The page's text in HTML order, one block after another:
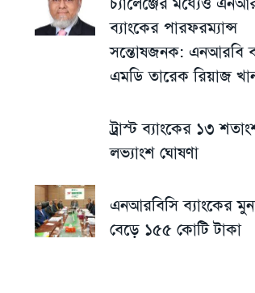
ব্যাংকের পারফরম্যান্স
সন্তোষজনক: এনআরবি
এমডি তারেক রিয়াজ
ট্রাস্ট ব্যাংকের ১৩
লভ্যাংশ ঘোষণা
এনআরবিসি ব্যাংকের
বেড়ে ১৫৫ কোটি টাকা